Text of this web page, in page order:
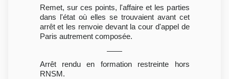
Remet, sur ces points, l'affaire et les parties
dans l'état où elles se trouvaient avant cet
arrêt et les renvoie devant la cour d'appel de
Paris autrement composée.
Arrêt rendu en formation restreinte hors
RNSM.